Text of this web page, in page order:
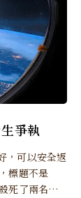
爭執
，可以安全返
標題不是
死了兩名太